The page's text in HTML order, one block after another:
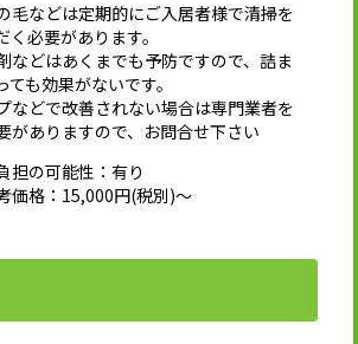
毛などは定期的にご入居者様で清掃を
く必要があります。
などはあくまでも予防ですので、詰ま
ても効果がないです。
などで改善されない場合は専門業者を
がありますので、お問合せ下さい
担の可能性：有り
価格：15,000円(税別)～